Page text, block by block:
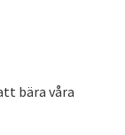
bära våra